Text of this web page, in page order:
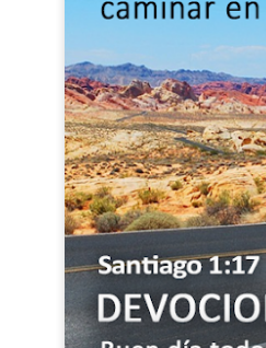
Para muchos, la vida es una